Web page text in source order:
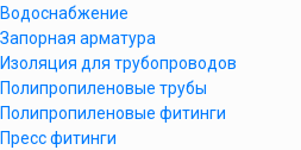
Водоснабжение
Запорная арматура
Изоляция для трубопроводов
Полипропиленовые трубы
Полипропиленовые фитинги
Пресс фитинги